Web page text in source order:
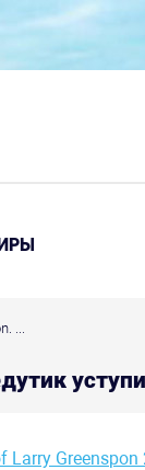
...
Larry Greenspon